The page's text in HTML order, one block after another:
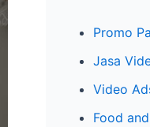
c
h
f
o
Promo
Jasa
Video
Food